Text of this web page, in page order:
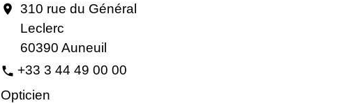
location_on 310 rue du Général
Leclerc
60390 Auneuil
phone +33 3 44 49 00 00
Opticien